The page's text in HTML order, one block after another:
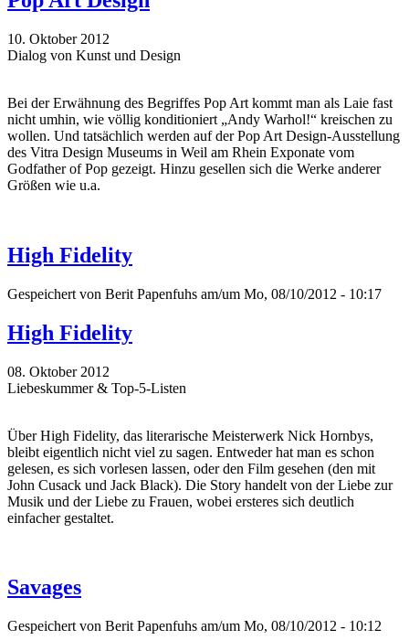
10. Oktober 2012
Dialog von Kunst und Design
Bei der Erwähnung des Begriffes Pop Art kommt man als Laie fast
nicht umhin, wie völlig konditioniert „Andy Warhol!“ kreischen zu
wollen. Und tatsächlich werden auf der Pop Art Design-Ausstellung
des Vitra Design Museums in Weil am Rhein Exponate vom
Godfather of Pop gezeigt. Hinzu gesellen sich die Werke anderer
Größen wie u.a.
High Fidelity
Gespeichert von Berit Papenfuhs am/um Mo, 08/10/2012 - 10:17
High Fidelity
08. Oktober 2012
Liebeskummer & Top-5-Listen
Über High Fidelity, das literarische Meisterwerk Nick Hornbys,
bleibt eigentlich nicht viel zu sagen. Entweder hat man es schon
gelesen, es sich vorlesen lassen, oder den Film gesehen (den mit
John Cusack und Jack Black). Die Story handelt von der Liebe zur
Musik und der Liebe zu Frauen, wobei ersteres sich deutlich
einfacher gestaltet.
Savages
Gespeichert von Berit Papenfuhs am/um Mo, 08/10/2012 - 10:12